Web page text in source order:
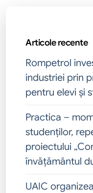
Articole recente
Rompetrol
industriei prin
pentru elevi și
Practica –
studenților,
proiectului
învățământul
UAIC